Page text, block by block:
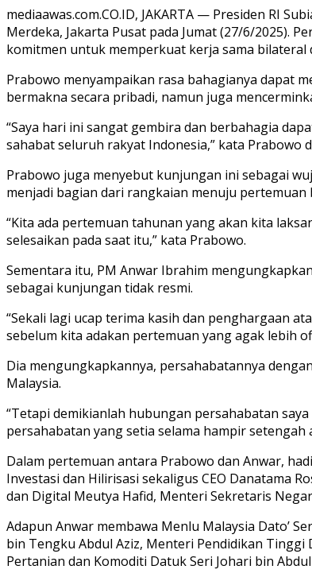
mediaawas.com.CO.ID, JAKARTA — Presiden RI
Merdeka, Jakarta Pusat pada Jumat (27/6/2025).
komitmen untuk memperkuat kerja sama bilateral
Prabowo menyampaikan rasa bahagianya dapat
bermakna secara pribadi, namun juga
“Saya hari ini sangat gembira dan berbahagia
sahabat seluruh rakyat Indonesia,” kata Prabowo
Prabowo juga menyebut kunjungan ini sebagai
menjadi bagian dari rangkaian menuju
“Kita ada pertemuan tahunan yang akan kita
selesaikan pada saat itu,” kata Prabowo.
Sementara itu, PM Anwar Ibrahim
sebagai kunjungan tidak resmi.
“Sekali lagi ucap terima kasih dan penghargaan
sebelum kita adakan pertemuan yang agak lebih
Dia mengungkapkannya, persahabatannya
Malaysia.
“Tetapi demikianlah hubungan persahabatan
persahabatan yang setia selama hampir
Dalam pertemuan antara Prabowo dan Anwar,
Investasi dan Hilirisasi sekaligus CEO Danatama
dan Digital Meutya Hafid, Menteri Sekretaris
Adapun Anwar membawa Menlu Malaysia Dato’
bin Tengku Abdul Aziz, Menteri Pendidikan Tinggi
Pertanian dan Komoditi Datuk Seri Johari bin